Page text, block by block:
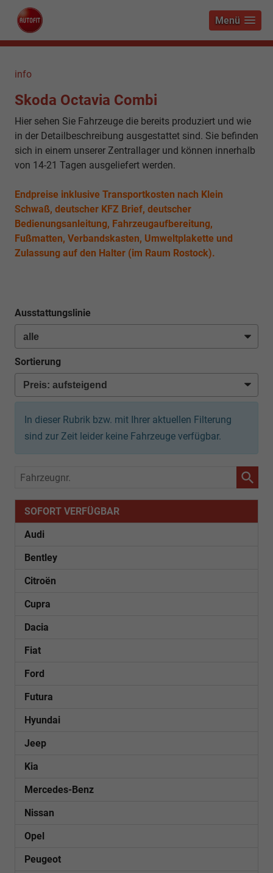
Menü
info
Skoda Octavia Combi
Hier sehen Sie Fahrzeuge die bereits produziert und wie
in der Detailbeschreibung ausgestattet sind. Sie befinden
sich in einem unserer Zentrallager und können innerhalb
von 14-21 Tagen ausgeliefert werden.
Endpreise inklusive Transportkosten nach Klein
Schwaß, deutscher KFZ Brief, deutscher
Bedienungsanleitung, Fahrzeugaufbereitung,
Fußmatten, Verbandskasten, Umweltplakette und
Zulassung auf den Halter (im Raum Rostock).
Ausstattungslinie
Sortierung
In dieser Rubrik bzw. mit Ihrer aktuellen Filterung
sind zur Zeit leider keine Fahrzeuge verfügbar.
Fahrzeugnr.
SOFORT VERFÜGBAR
Audi
Bentley
Citroën
Cupra
Dacia
Fiat
Ford
Futura
Hyundai
Jeep
Kia
Mercedes-Benz
Nissan
Opel
Peugeot